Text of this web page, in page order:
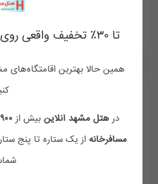
تا ۳۰٪ تخفیف واقعی روی تمام اقامتگاه‌های مشهد!
همین حالا بهترین اقامتگاه‌های
درهتل مشهد آنلاین بیش از
مسافرخانه از یک ستاره تا پنج